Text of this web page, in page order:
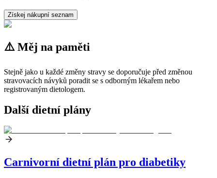
Získej nákupní seznam
⚠️ Měj na paměti
Stejně jako u každé změny stravy se doporučuje před změnou
stravovacích návyků poradit se s odborným lékařem nebo
registrovaným dietologem.
Další dietní plány
Carnivorní dietní plán pro diabetiky